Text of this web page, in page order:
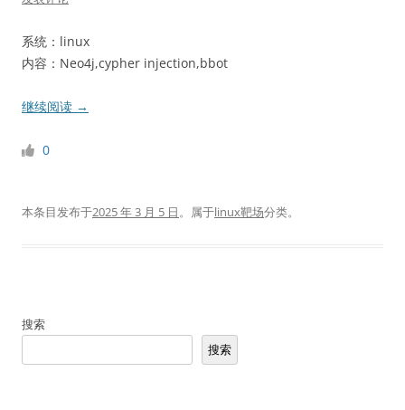
系统：linux
内容：Neo4j,cypher injection,bbot
继续阅读 →
0
本条目发布于2025 年 3 月 5 日。属于linux靶场分类。
搜索
搜索